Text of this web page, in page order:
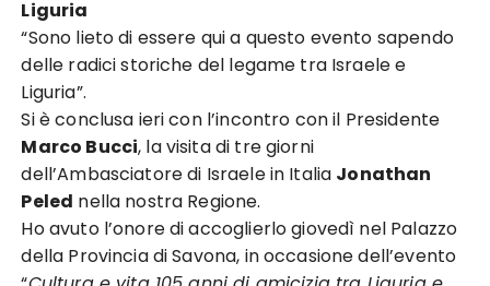
Liguria
“Sono lieto di essere qui a questo evento sapendo
delle radici storiche del legame tra Israele e
Liguria”.
Si è conclusa ieri con l’incontro con il Presidente
Marco Bucci, la visita di tre giorni
dell’Ambasciatore di Israele in Italia Jonathan
Peled nella nostra Regione.
Ho avuto l’onore di accoglierlo giovedì nel Palazzo
della Provincia di Savona, in occasione dell’evento